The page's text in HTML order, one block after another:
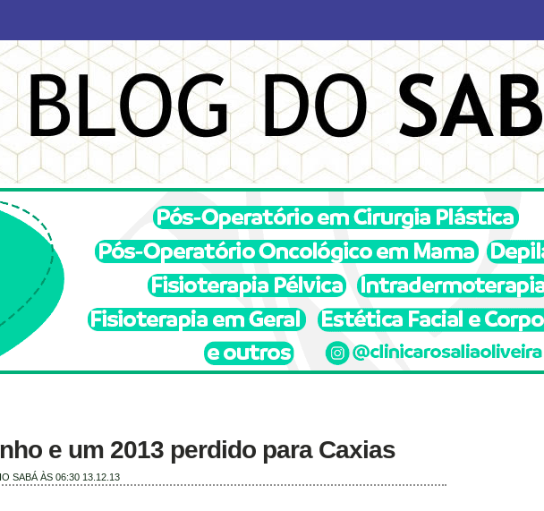
e um 2013 perdido para Caxias
SABÁ ÀS 06:30 13.12.13